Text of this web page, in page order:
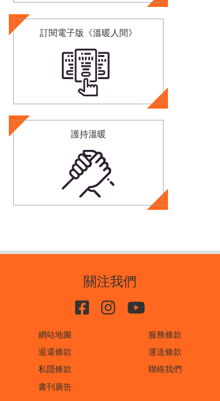
訂閱電子版《溫暖人間》
護持溫暖
關注我們
網站地圖
服務條款
退還條款
運送條款
私隱條款
聯絡我們
書刊廣告